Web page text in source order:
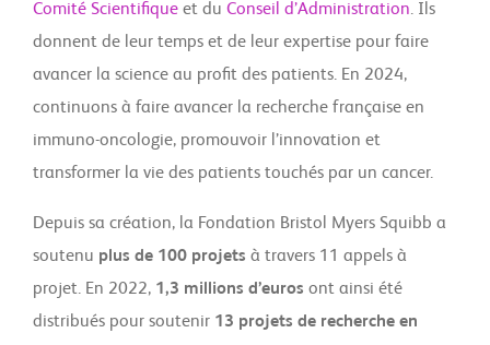
Comité Scientifique et du Conseil d’Administration. Ils
donnent de leur temps et de leur expertise pour faire
avancer la science au profit des patients. En 2024,
continuons à faire avancer la recherche française en
immuno-oncologie, promouvoir l’innovation et
transformer la vie des patients touchés par un cancer.
Depuis sa création, la Fondation Bristol Myers Squibb a
soutenu plus de 100 projets à travers 11 appels à
projet. En 2022, 1,3 millions d’euros ont ainsi été
distribués pour soutenir 13 projets de recherche en